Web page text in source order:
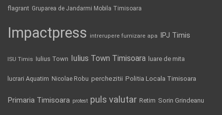
flagrant Gruparea de Jandarmi Mobila Timisoara
Impactpress intrerupere furnizare apa IPJ Timis
ISU Timis Iulius Town Iulius Town Timisoara luare de mita
lucrari Aquatim Nicolae Robu perchezitii Politia Locala Timisoara
Primaria Timisoara protest puls valutar Retim Sorin Grindeanu